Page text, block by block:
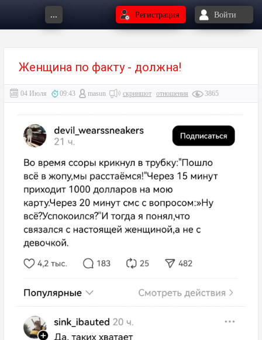
... Регистрация Войти
Женщина по факту - должна!
04 Июля 09:43 masun скриншот отношения 3865